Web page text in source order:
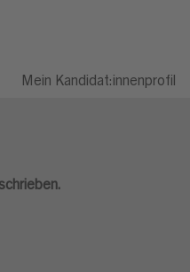
Mein Kandidat:innenprofil